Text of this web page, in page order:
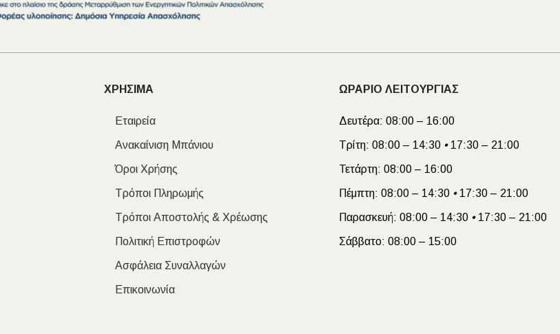
ΧΡΗΣΙΜΑ
Εταιρεία
Ανακαίνιση Μπάνιου
Όροι Χρήσης
Τρόποι Πληρωμής
Τρόποι Αποστολής & Χρέωσης
Πολιτική Επιστροφών
Ασφάλεια Συναλλαγών
Επικοινωνία
ΩΡΑΡΙΟ ΛΕΙΤΟΥΡΓΙΑΣ
Δευτέρα: 08:00 – 16:00
Τρίτη: 08:00 – 14:30 •17:30 – 21:00
Τετάρτη: 08:00 – 16:00
Πέμπτη: 08:00 – 14:30 •17:30 – 21:00
Παρασκευή: 08:00 – 14:30 •17:30 – 21:00
Σάββατο: 08:00 – 15:00